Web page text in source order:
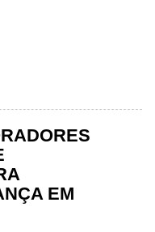
Cada foto, no
reais). A
de Marília
sobre o
chocados,
possibilidade de
EM